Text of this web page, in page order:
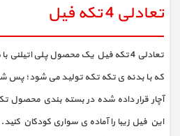
تعادلی 4 تکه فیل
تعادلی 4 تکه فیل یک محصول پلی
که با بدنه ی تکه تکه تولید می شود؛ پس
آچار قرار داده شده در بسته بندی محصول
این فیل زیبا را آماده ی سواری کودکان